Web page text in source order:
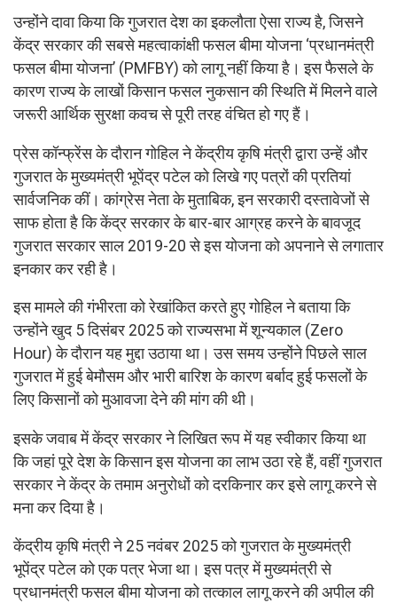
उन्होंने दावा किया कि गुजरात देश का इकलौता ऐसा राज्य है, जिसने
केंद्र सरकार की सबसे महत्वाकांक्षी फसल बीमा योजना ‘प्रधानमंत्री
फसल बीमा योजना’ (PMFBY) को लागू नहीं किया है। इस फैसले के
कारण राज्य के लाखों किसान फसल नुकसान की स्थिति में मिलने वाले
जरूरी आर्थिक सुरक्षा कवच से पूरी तरह वंचित हो गए हैं।
प्रेस कॉन्फ्रेंस के दौरान गोहिल ने केंद्रीय कृषि मंत्री द्वारा उन्हें और
गुजरात के मुख्यमंत्री भूपेंद्र पटेल को लिखे गए पत्रों की प्रतियां
सार्वजनिक कीं। कांग्रेस नेता के मुताबिक, इन सरकारी दस्तावेजों से
साफ होता है कि केंद्र सरकार के बार-बार आग्रह करने के बावजूद
गुजरात सरकार साल 2019-20 से इस योजना को अपनाने से लगातार
इनकार कर रही है।
इस मामले की गंभीरता को रेखांकित करते हुए गोहिल ने बताया कि
उन्होंने खुद 5 दिसंबर 2025 को राज्यसभा में शून्यकाल (Zero
Hour) के दौरान यह मुद्दा उठाया था। उस समय उन्होंने पिछले साल
गुजरात में हुई बेमौसम और भारी बारिश के कारण बर्बाद हुई फसलों के
लिए किसानों को मुआवजा देने की मांग की थी।
इसके जवाब में केंद्र सरकार ने लिखित रूप में यह स्वीकार किया था
कि जहां पूरे देश के किसान इस योजना का लाभ उठा रहे हैं, वहीं गुजरात
सरकार ने केंद्र के तमाम अनुरोधों को दरकिनार कर इसे लागू करने से
मना कर दिया है।
केंद्रीय कृषि मंत्री ने 25 नवंबर 2025 को गुजरात के मुख्यमंत्री
भूपेंद्र पटेल को एक पत्र भेजा था। इस पत्र में मुख्यमंत्री से
प्रधानमंत्री फसल बीमा योजना को तत्काल लागू करने की अपील की